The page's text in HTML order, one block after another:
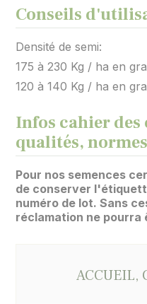
Conseils
Densité de semi:
175 à 230 Kg / ha en
120 à 140 Kg / ha en
Infos cahier des
qualités,
Pour nos semences
de conserver
numéro de lot. Sans
réclamation ne
ACCUEIL,